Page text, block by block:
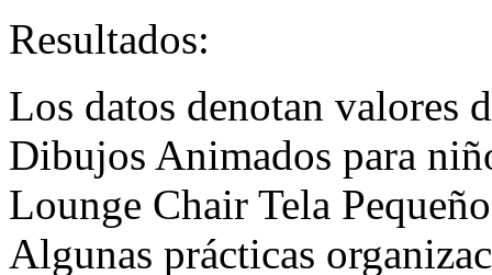
Resultados:
Los datos denotan valores
Dibujos Animados para
Lounge Chair Tela
Algunas prácticas